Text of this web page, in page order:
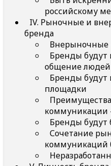
российскому
IV. Рыночные и
бренда
Внерыночные
Бренды будут
общение людей
Бренды будут
площадки
коммуникации
Бренды будут
Сочетание
коммуникаций